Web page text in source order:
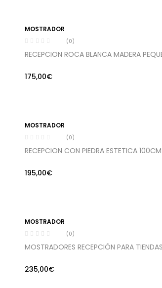
MOSTRADOR
(0)
RECEPCION ROCA BLANCA MADERA
175,00€
MOSTRADOR
(0)
RECEPCION CON PIEDRA ESTETICA 100CM
195,00€
MOSTRADOR
(0)
MOSTRADORES RECEPCIÓN PARA
235,00€